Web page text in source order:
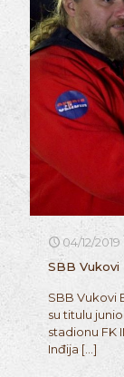
04/12/2019
SBB Vukovi
SBB Vukovi
su titulu
stadionu FK
Inđija […]